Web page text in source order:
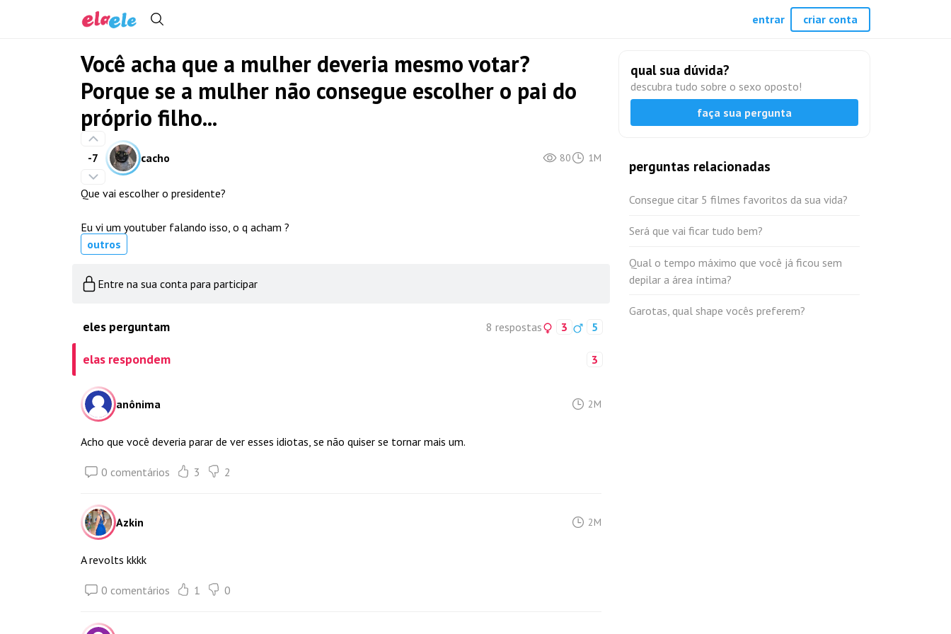
Você acha que a mulher deveria mesmo votar?
Porque se a mulher não consegue escolher o pai do
próprio filho...
-7 cacho 80 1M
Que vai escolher o presidente?
Eu vi um youtuber falando isso, o q acham ?
outros
Entre na sua conta para participar
eles perguntam 8 respostas 3 5
elas respondem 3
anônima 2M
Acho que você deveria parar de ver esses idiotas, se não quiser se tornar mais um.
0 comentários 3 2
Azkin 2M
A revolts kkkk
0 comentários 1 0
qual sua dúvida?
descubra tudo sobre o sexo oposto!
faça sua pergunta
perguntas relacionadas
Consegue citar 5 filmes favoritos da sua vida?
Será que vai ficar tudo bem?
Qual o tempo máximo que você já ficou sem
depilar a área íntima?
Garotas, qual shape vocês preferem?
entrar criar conta